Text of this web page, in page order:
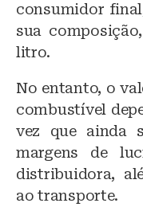
consumidor
sua
litro.
No entanto, o
combustível
vez que ainda
margens de
distribuidora,
ao transporte.